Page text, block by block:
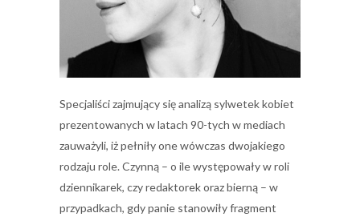
Specjaliści zajmujący się analizą sylwetek kobiet
prezentowanych w latach 90-tych w mediach
zauważyli, iż pełniły one wówczas dwojakiego
rodzaju role. Czynną – o ile występowały w roli
dziennikarek, czy redaktorek oraz bierną – w
przypadkach, gdy panie stanowiły fragment